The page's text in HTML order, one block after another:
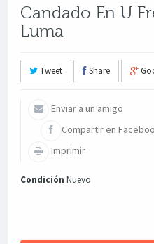
Candado En U
Luma
Tweet Share
Enviar a un amigo
Compartir en
Imprimir
Condición Nuevo